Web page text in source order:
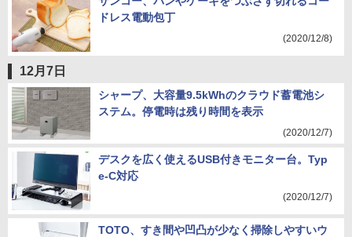
ドレス電動包丁
(2020/12/8)
12月7日
シャープ、大容量9.5kWhのクラウド蓄電池シ
ステム。停電時は残り時間を表示
(2020/12/7)
デスクを広く使えるUSB付きモニター台。Typ
e-C対応
(2020/12/7)
TOTO、すき間や凹凸が少なく掃除しやすいウ